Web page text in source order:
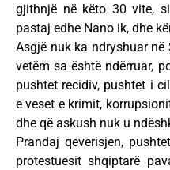
gjithnjë në këto 30 vite,
pastaj edhe Nano ik, dhe
Asgjë nuk ka ndryshuar
vetëm sa është ndërruar,
pushtet recidiv, pushtet i
e veset e krimit,
dhe që askush nuk u
Prandaj qeverisjen,
protestuesit shqiptarë